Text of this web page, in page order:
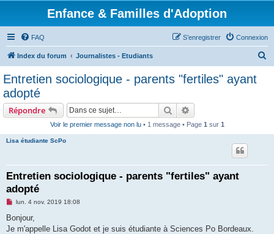
Enfance & Familles d'Adoption
FAQ Connexion
S’enregistrer
Index du forum Journalistes - Etudiants
Entretien sociologique - parents "fertiles" ayant
adopté
Répondre Rechercher
Voir le premier message non lu• 1 message • Page 1 sur 1
Lisa étudiante ScPo
Entretien sociologique - parents "fertiles" ayant
adopté
M
s
a
lun. 4 nov. 2019 18:08
Bonjour,
Je m'appelle Lisa Godot et je suis étudiante à Sciences Po Bordeaux.